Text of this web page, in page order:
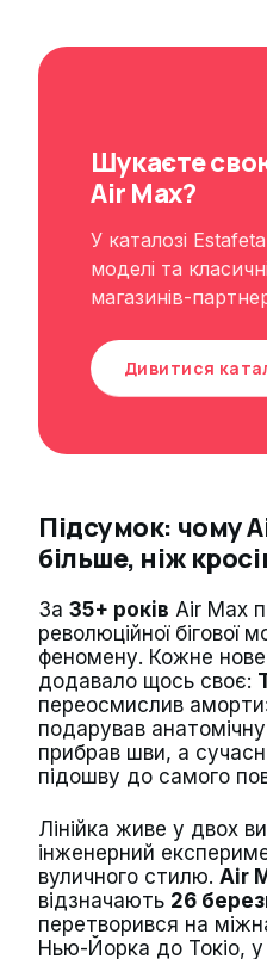
Шукаєте
Air Max?
У каталозі
моделі та
магазинів-
Дивитися
Підсумок: чому
більше, ніж
За 35+ років Air Max
революційної бігової
феномену. Кожне нове
додавало щось своє:
переосмислив
подарував
прибрав шви, а
підошву до самого
Лінійка живе у двох
інженерний
вуличного стилю. Air
відзначають 26
перетворився на
Нью-Йорка до Токіо, у